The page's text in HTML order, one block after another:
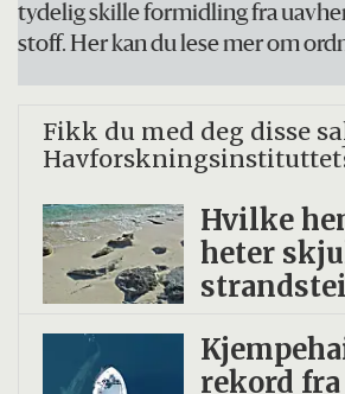
tydelig skille formidling fra
stoff. Her kan du lese mer om
Fikk du med deg disse
Hvilke
heter
rekord